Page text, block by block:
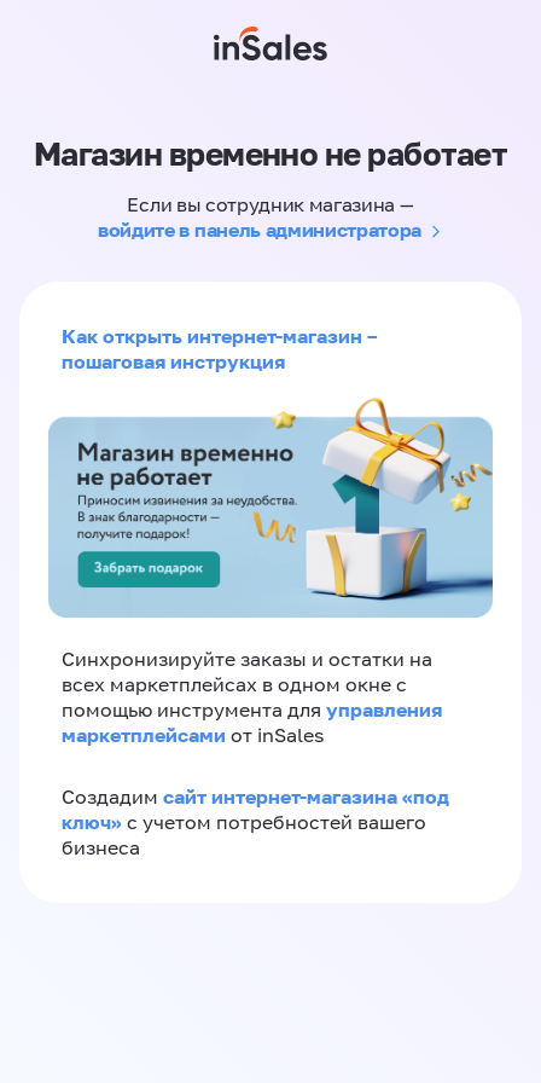
Магазин временно не работает
Если вы сотрудник магазина —
войдите в панель администратора
Как открыть интернет-магазин –
пошаговая инструкция
Синхронизируйте заказы и остатки на
всех маркетплейсах в одном окне с
помощью инструмента для управления
маркетплейсами от inSales
Создадим сайт интернет-магазина «под
ключ» с учетом потребностей вашего
бизнеса